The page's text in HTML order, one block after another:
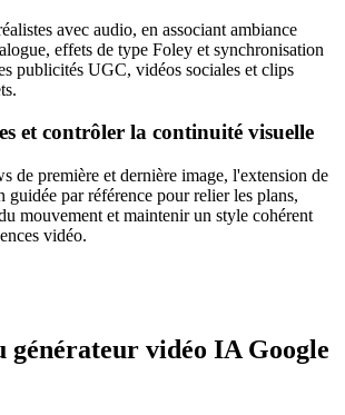
avec audio, en associant ambiance
effets de type Foley et synchronisation
publicités UGC, vidéos sociales et clips
et contrôler la continuité visuelle
de première et dernière image, l'extension de
guidée par référence pour relier les plans,
mouvement et maintenir un style cohérent
vidéo.
générateur vidéo IA Google